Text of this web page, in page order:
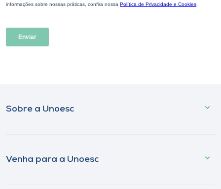
Sobre a Unoesc
Venha para a Unoesc